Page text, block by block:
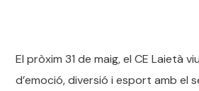
El pròxim 31 de maig, el CE Laietà
d’emoció, diversió i esport amb el